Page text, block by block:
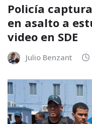
Policía
en asalto a
video en SDE
Julio Benzant